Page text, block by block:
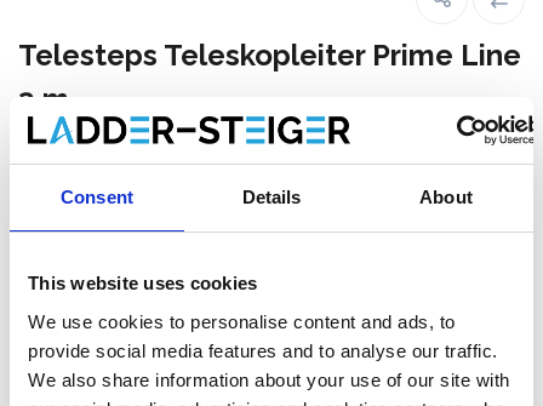
Consent Details About
This website uses cookies
We use cookies to personalise content and ads, to
provide social media features and to analyse our traffic.
We also share information about your use of our site with
Telesteps Teleskopleiter Prime Line
3 m
€404,00 Exkl. MwSt